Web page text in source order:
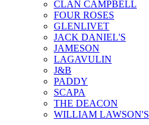
CLAN CAMPBELL
FOUR ROSES
GLENLIVET
JACK DANIEL'S
JAMESON
LAGAVULIN
J&B
PADDY
SCAPA
THE DEACON
WILLIAM LAWSON'S